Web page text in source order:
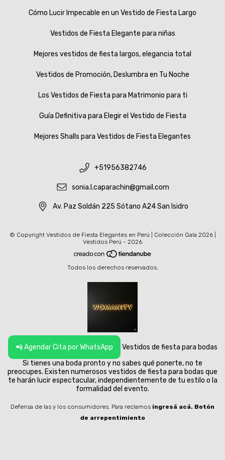
Cómo Lucir Impecable en un Vestido de Fiesta Largo
Vestidos de Fiesta Elegante para niñas
Mejores vestidos de fiesta largos, elegancia total
Vestidos de Promoción, Deslumbra en Tu Noche
Los Vestidos de Fiesta para Matrimonio para ti
Guía Definitiva para Elegir el Vestido de Fiesta
Mejores Shalls para Vestidos de Fiesta Elegantes
+51956382746
sonia.l.caparachin@gmail.com
Av. Paz Soldán 225 Sótano A24 San Isidro
© Copyright Vestidos de Fiesta Elegantes en Perú | Colección Gala 2026 |
Vestidos Perú - 2026
Todos los derechos reservados.
📲 Agendar Cita por WhatsApp
Vestidos de fiesta para bodas
Si tienes una boda pronto y no sabes qué ponerte, no te
preocupes. Existen numerosos vestidos de fiesta para bodas que
te harán lucir espectacular, independientemente de tu estilo o la
formalidad del evento.
Defensa de las y los consumidores. Para reclamos ingresá acá. Botón
de arrepentimiento